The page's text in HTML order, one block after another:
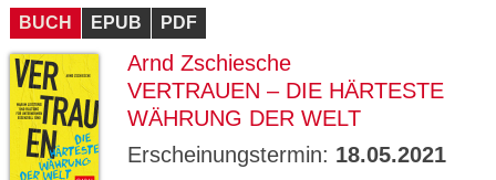
BUCH EPUB PDF
Arnd Zschiesche
VERTRAUEN – DIE HÄRTESTE
WÄHRUNG DER WELT
Erscheinungstermin: 18.05.2021